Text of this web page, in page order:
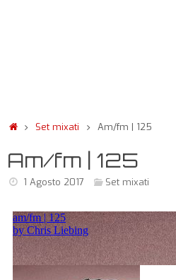
Set mixati Am/fm | 125
Am/fm | 125
1 Agosto 2017 Set mixati